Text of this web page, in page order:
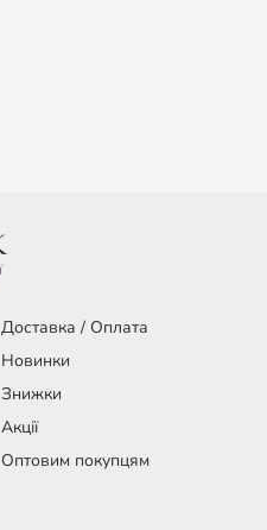
Доставка / Оплата
Новинки
Знижки
Акції
Оптовим покупцям